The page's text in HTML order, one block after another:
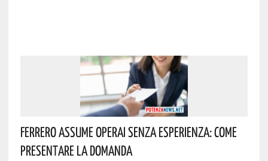
Ferrero Assume Operai Senza Esperienza: Come
Presentare La Domanda